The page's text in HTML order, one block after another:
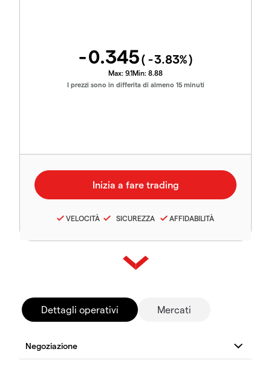
-0.345( -3.83%)
Max: 9.1Min: 8.88
I prezzi sono in differita di almeno 15 minuti
VELOCITÀ SICUREZZA AFFIDABILITÀ
Dettagli operativi Mercati